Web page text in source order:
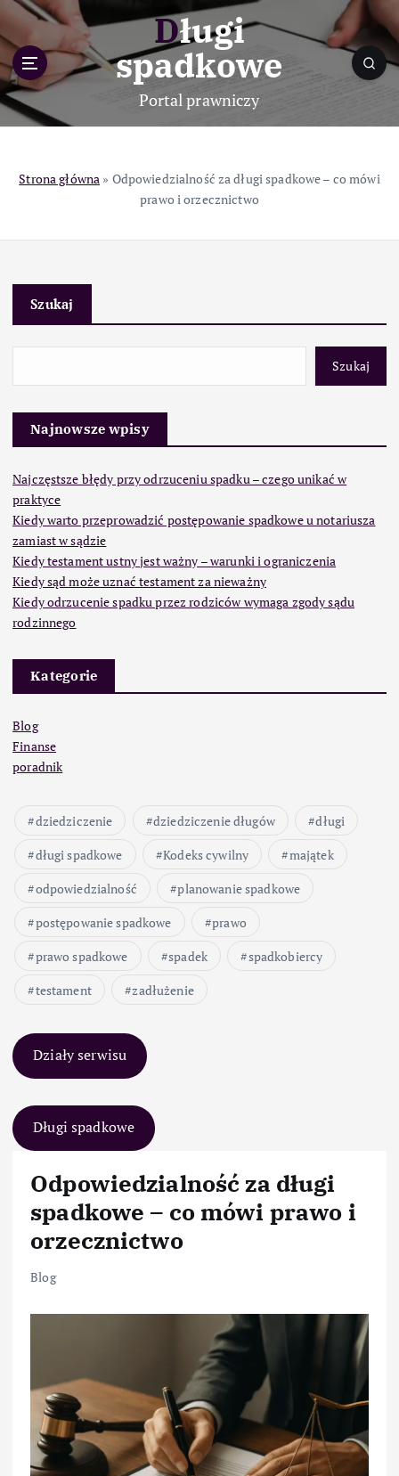
p
o
c
Długi
spadkowe
Portal prawniczy
Strona główna » Odpowiedzialność za długi spadkowe – co mówi
prawo i orzecznictwo
Szukaj
Szukaj
Najnowsze wpisy
Najczęstsze błędy przy odrzuceniu spadku – czego unikać w
praktyce
Kiedy warto przeprowadzić postępowanie spadkowe u notariusza
zamiast w sądzie
Kiedy testament ustny jest ważny – warunki i ograniczenia
Kiedy sąd może uznać testament za nieważny
Kiedy odrzucenie spadku przez rodziców wymaga zgody sądu
rodzinnego
Kategorie
Blog
Finanse
poradnik
dziedziczenie dziedziczenie długów
długi
długi spadkowe
Kodeks cywilny
majątek
odpowiedzialność
planowanie spadkowe
postępowanie spadkowe
prawo
prawo spadkowe
spadek
spadkobiercy
testament
zadłużenie
Działy serwisu
Długi spadkowe
Odpowiedzialność za długi
spadkowe – co mówi prawo i
orzecznictwo
Blog